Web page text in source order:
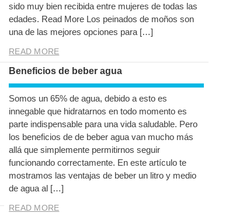
sido muy bien recibida entre mujeres de todas las
edades. Read More Los peinados de moños son
una de las mejores opciones para […]
READ MORE
Beneficios de beber agua
Somos un 65% de agua, debido a esto es
innegable que hidratarnos en todo momento es
parte indispensable para una vida saludable. Pero
los beneficios de de beber agua van mucho más
allá que simplemente permitirnos seguir
funcionando correctamente. En este artículo te
mostramos las ventajas de beber un litro y medio
de agua al […]
READ MORE